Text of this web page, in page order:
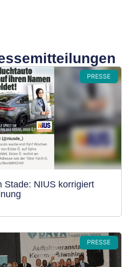
PRESSE
Stade: NIUS korrigiert
PRESSE